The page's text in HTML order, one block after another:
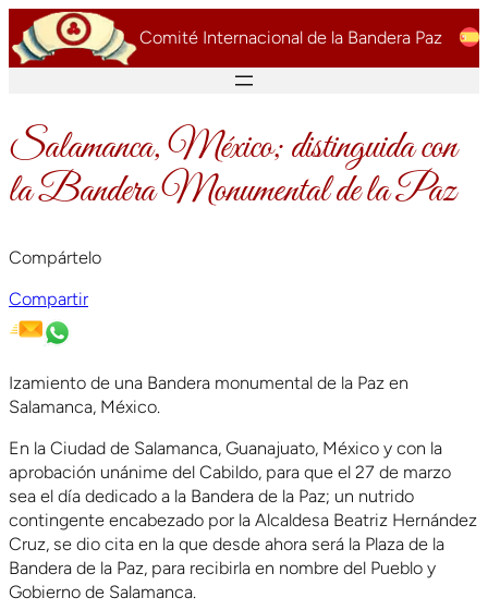
Saltar
al
contenido
Comité Internacional de la Bandera Paz
Salamanca, México; distinguida con
la Bandera Monumental de la Paz
Compártelo
Compartir
Izamiento de una Bandera monumental de la Paz en
Salamanca, México.
En la Ciudad de Salamanca, Guanajuato, México y con la
aprobación unánime del Cabildo, para que el 27 de marzo
sea el día dedicado a la Bandera de la Paz; un nutrido
contingente encabezado por la Alcaldesa Beatriz Hernández
Cruz, se dio cita en la que desde ahora será la Plaza de la
Bandera de la Paz, para recibirla en nombre del Pueblo y
Gobierno de Salamanca.